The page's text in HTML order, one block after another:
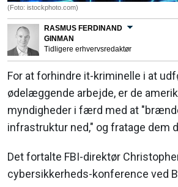
(Foto: istockphoto.com)
RASMUS FERDINAND
GINMAN
Tidligere erhvervsredaktør
For at forhindre it-kriminelle i at
ødelæggende arbejde, er de
myndigheder i færd med at
infrastruktur ned," og fratage dem
Det fortalte FBI-direktør
cybersikkerheds-konference ved